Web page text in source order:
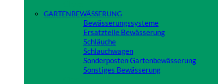
GARTENBEWÄSSERUNG
Bewässerungssysteme
Ersatzteile Bewässerung
Schläuche
Schlauchwagen
Sonderposten Gartenbewässerung
Sonstiges Bewässerung